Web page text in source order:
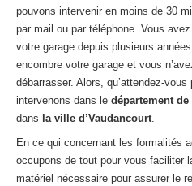
pouvons intervenir en moins de 30
par mail ou par téléphone. Vous
votre garage depuis plusieurs
encombre votre garage et vous
débarrasser. Alors, qu’attendez-
intervenons dans le département de
dans la ville d’Vaudancourt.
En ce qui concernant les formalités
occupons de tout pour vous faciliter
matériel nécessaire pour assurer le